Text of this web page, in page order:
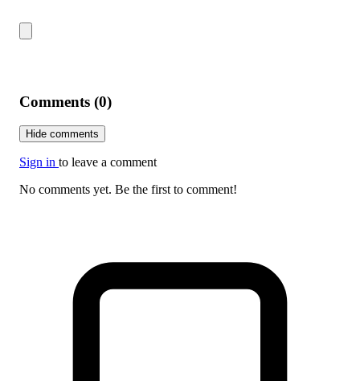
Comments (0)
Hide comments
Sign in to leave a comment
No comments yet. Be the first to comment!